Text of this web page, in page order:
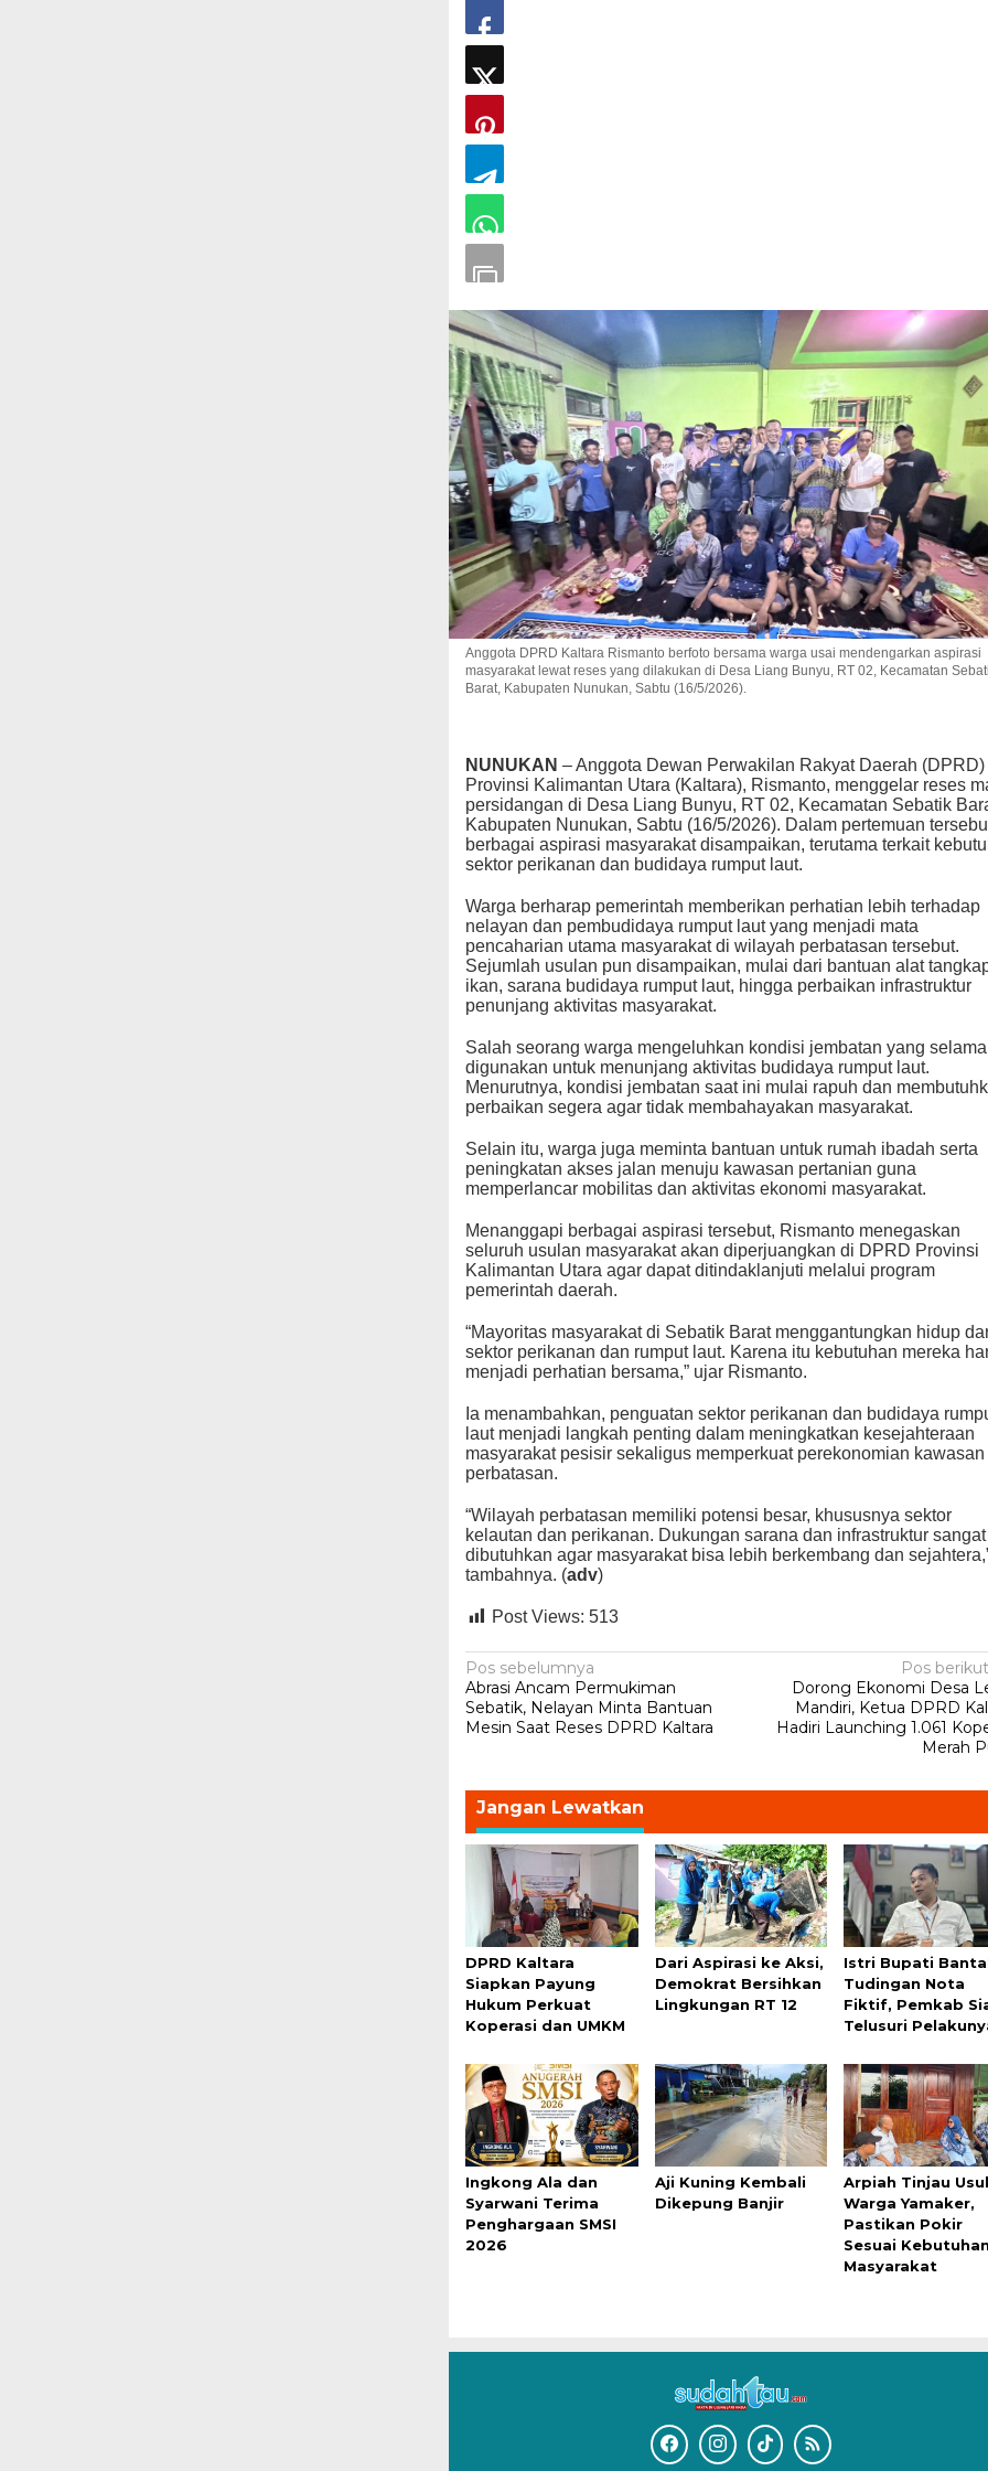
Anggota DPRD Kaltara Rismanto berfoto bersama warga usai mendengarkan aspirasi
masyarakat lewat reses yang dilakukan di Desa Liang Bunyu, RT 02, Kecamatan
Barat, Kabupaten Nunukan, Sabtu (16/5/2026).
NUNUKAN – Anggota Dewan Perwakilan Rakyat Daerah (DPRD)
Provinsi Kalimantan Utara (Kaltara), Rismanto, menggelar reses
persidangan di Desa Liang Bunyu, RT 02, Kecamatan Sebatik
Kabupaten Nunukan, Sabtu (16/5/2026). Dalam pertemuan
berbagai aspirasi masyarakat disampaikan, terutama terkait
sektor perikanan dan budidaya rumput laut.
Warga berharap pemerintah memberikan perhatian lebih terhadap
nelayan dan pembudidaya rumput laut yang menjadi mata
pencaharian utama masyarakat di wilayah perbatasan tersebut.
Sejumlah usulan pun disampaikan, mulai dari bantuan alat
ikan, sarana budidaya rumput laut, hingga perbaikan infrastruktur
penunjang aktivitas masyarakat.
Salah seorang warga mengeluhkan kondisi jembatan yang
digunakan untuk menunjang aktivitas budidaya rumput laut.
Menurutnya, kondisi jembatan saat ini mulai rapuh dan
perbaikan segera agar tidak membahayakan masyarakat.
Selain itu, warga juga meminta bantuan untuk rumah ibadah serta
peningkatan akses jalan menuju kawasan pertanian guna
memperlancar mobilitas dan aktivitas ekonomi masyarakat.
Menanggapi berbagai aspirasi tersebut, Rismanto menegaskan
seluruh usulan masyarakat akan diperjuangkan di DPRD Provinsi
Kalimantan Utara agar dapat ditindaklanjuti melalui program
pemerintah daerah.
“Mayoritas masyarakat di Sebatik Barat menggantungkan hidup
sektor perikanan dan rumput laut. Karena itu kebutuhan mereka
menjadi perhatian bersama,” ujar Rismanto.
Ia menambahkan, penguatan sektor perikanan dan budidaya
laut menjadi langkah penting dalam meningkatkan kesejahteraan
masyarakat pesisir sekaligus memperkuat perekonomian kawasan
perbatasan.
“Wilayah perbatasan memiliki potensi besar, khususnya sektor
kelautan dan perikanan. Dukungan sarana dan infrastruktur sangat
dibutuhkan agar masyarakat bisa lebih berkembang dan
tambahnya. (adv)
Post Views: 513
Navigasi
pos
Pos sebelumnya
Abrasi Ancam Permukiman
Sebatik, Nelayan Minta Bantuan
Mesin Saat Reses DPRD Kaltara
Pos
Dorong Ekonomi Desa
Mandiri, Ketua DPRD
Hadiri Launching 1.061
Merah
Jangan Lewatkan
DPRD Kaltara
Siapkan Payung
Hukum Perkuat
Koperasi dan UMKM
Dari Aspirasi ke Aksi,
Demokrat Bersihkan
Lingkungan RT 12
Istri Bupati
Tudingan Nota
Fiktif, Pemkab
Telusuri
Ingkong Ala dan
Syarwani Terima
Penghargaan SMSI
2026
Aji Kuning Kembali
Dikepung Banjir
Arpiah Tinjau
Warga Yamaker,
Pastikan Pokir
Sesuai Kebutuhan
Masyarakat